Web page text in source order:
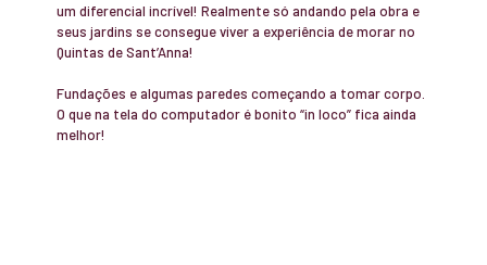
um diferencial incrível! Realmente só andando pela obra e
seus jardins se consegue viver a experiência de morar no
Quintas de Sant’Anna!
Fundações e algumas paredes começando a tomar corpo.
O que na tela do computador é bonito “in loco” fica ainda
melhor!